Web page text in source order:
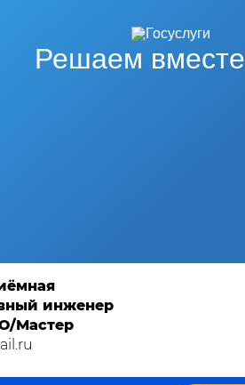
Решаем вместе
инженер
Мастер